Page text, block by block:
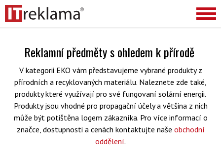
Reklamní předměty s ohledem k přírodě
V kategorii EKO vám představujeme vybrané produkty z
přírodních a recyklovaných materiálu. Naleznete zde také,
produkty které využívají pro své fungovaní solární energii.
Produkty jsou vhodné pro propagační účely a většina z nich
může být potištěna logem zákazníka. Pro více informací o
značce, dostupnosti a cenách kontaktujte naše obchodní
oddělení.